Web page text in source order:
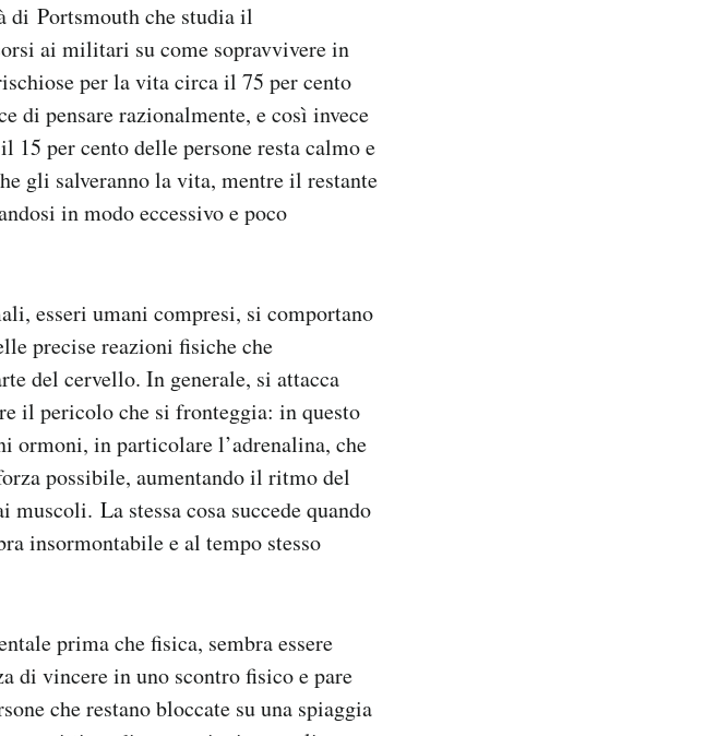
di Portsmouth che studia il
ai militari su come sopravvivere in
per la vita circa il 75 per cento
di pensare razionalmente, e così invece
15 per cento delle persone resta calmo e
gli salveranno la vita, mentre il restante
in modo eccessivo e poco
esseri umani compresi, si comportano
precise reazioni fisiche che
del cervello. In generale, si attacca
il pericolo che si fronteggia: in questo
ormoni, in particolare l’adrenalina, che
possibile, aumentando il ritmo del
La stessa cosa succede quando
insormontabile e al tempo stesso
prima che fisica, sembra essere
di vincere in uno scontro fisico e pare
che restano bloccate su una spiaggia